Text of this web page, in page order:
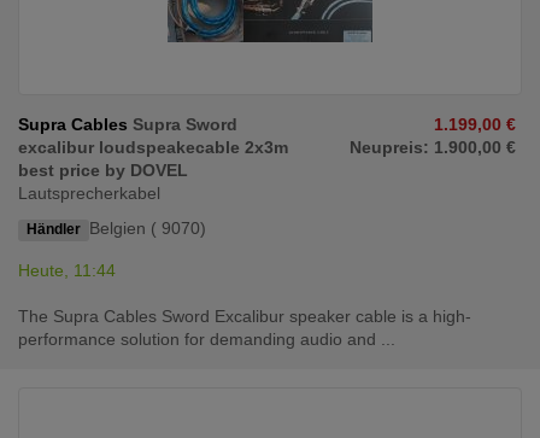
Supra Cables Supra Sword
excalibur loudspeakecable 2x3m
best price by DOVEL
Lautsprecherkabel
Händler Belgien ( 9070)
1.199,00 €
Neupreis: 1.900,00 €
Heute, 11:44
The Supra Cables Sword Excalibur speaker cable is a high-
performance solution for demanding audio and ...